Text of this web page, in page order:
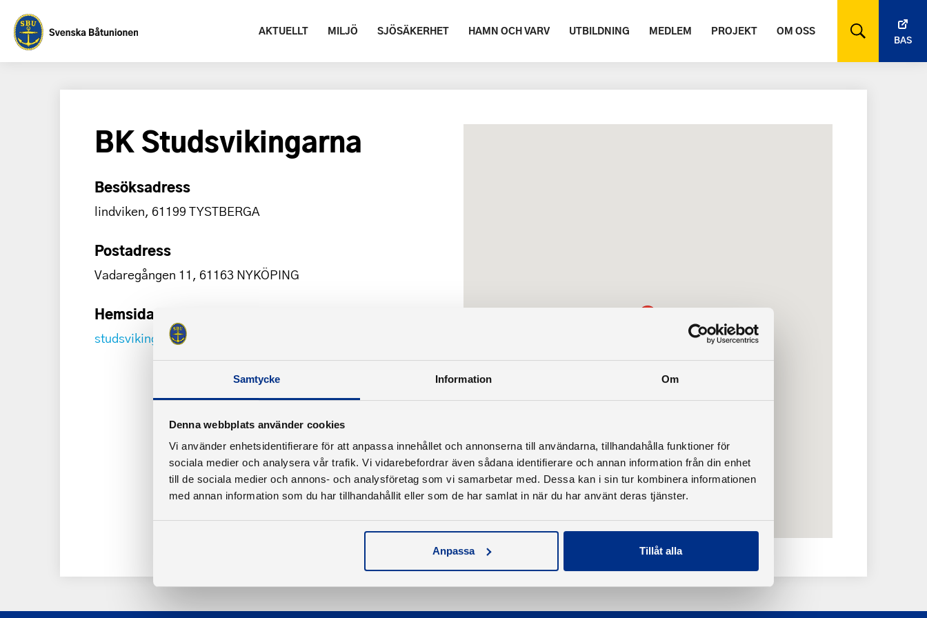
Samtycke Information Om
Denna webbplats använder cookies
Vi använder enhetsidentifierare för att anpassa innehållet och annonserna till användarna, tillhandahålla funktioner för
sociala medier och analysera vår trafik. Vi vidarebefordrar även sådana identifierare och annan information från din enhet
till de sociala medier och annons- och analysföretag som vi samarbetar med. Dessa kan i sin tur kombinera informationen
med annan information som du har tillhandahållit eller som de har samlat in när du har använt deras tjänster.
Anpassa Tillåt alla
AKTUELLT MILJÖ SJÖSÄKERHET HAMN OCH VARV UTBILDNING MEDLEM PROJEKT OM OSS
BAS
BK Studsvikingarna
Besöksadress
lindviken, 61199 TYSTBERGA
Postadress
Vadaregången 11, 61163 NYKÖPING
Hemsida
studsvikingarna.se